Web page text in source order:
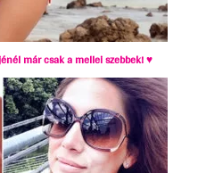
már csak a mellei szebbek! ♥